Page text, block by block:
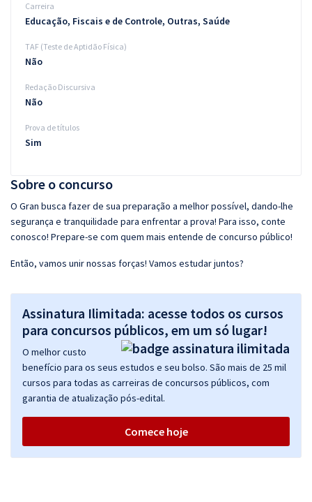
Sobre o concurso
O Gran busca fazer de sua preparação a melhor possível, dando-lhe
segurança e tranquilidade para enfrentar a prova! Para isso, conte
conosco! Prepare-se com quem mais entende de concurso público!
Então, vamos unir nossas forças! Vamos estudar juntos?
Assinatura Ilimitada: acesse todos os cursos
para concursos públicos, em um só lugar!
O melhor custo
benefício para os seus estudos e seu bolso. São mais de 25 mil
cursos para todas as carreiras de concursos públicos, com
garantia de atualização pós-edital.
Comece hoje
Carreira
Educação, Fiscais e de Controle, Outras, Saúde
TAF (Teste de Aptidão Física)
Não
Redação Discursiva
Não
Prova de títulos
Sim